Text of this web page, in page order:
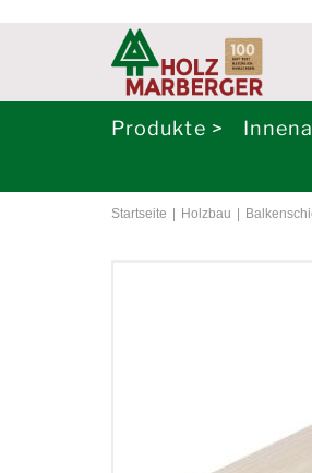
Produkte >
Startseite Holzbau